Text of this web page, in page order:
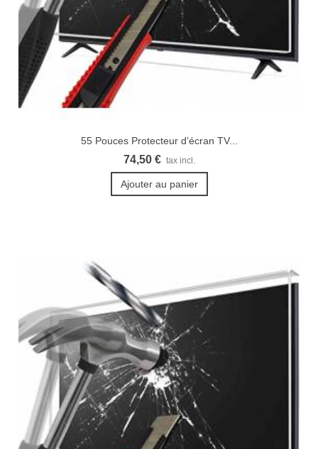
55 Pouces Protecteur d’écran TV...
74,50 € tax incl.
Ajouter au panier